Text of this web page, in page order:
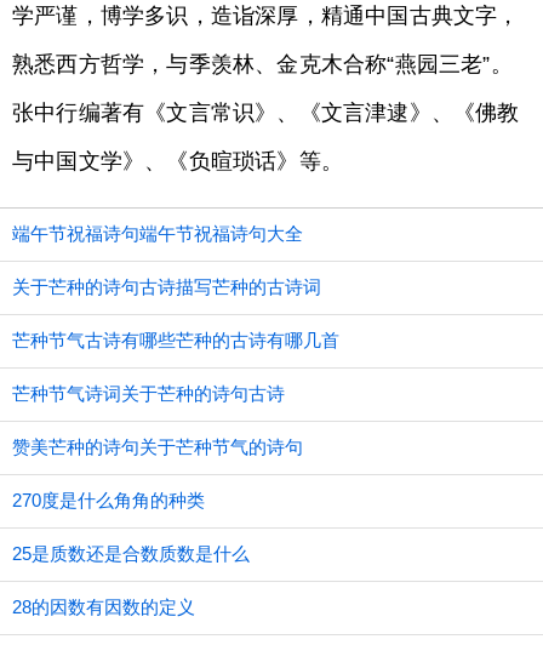
学严谨，博学多识，造诣深厚，精通中国古典文字，
熟悉西方哲学，与季羡林、金克木合称“燕园三老”。
张中行编著有《文言常识》、《文言津逮》、《佛教
与中国文学》、《负暄琐话》等。
端午节祝福诗句端午节祝福诗句大全
关于芒种的诗句古诗描写芒种的古诗词
芒种节气古诗有哪些芒种的古诗有哪几首
芒种节气诗词关于芒种的诗句古诗
赞美芒种的诗句关于芒种节气的诗句
270度是什么角角的种类
25是质数还是合数质数是什么
28的因数有因数的定义